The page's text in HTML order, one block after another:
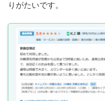
りがたいです。